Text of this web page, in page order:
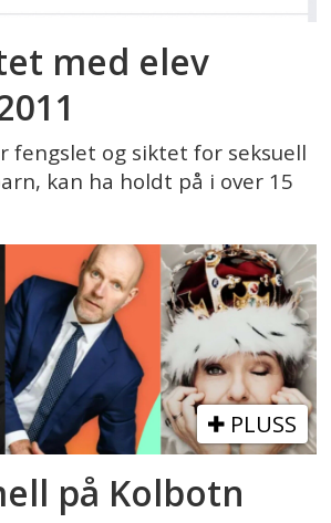
med elev
fengslet og siktet for seksuell
kan ha holdt på i over 15
PLUSS
på Kolbotn